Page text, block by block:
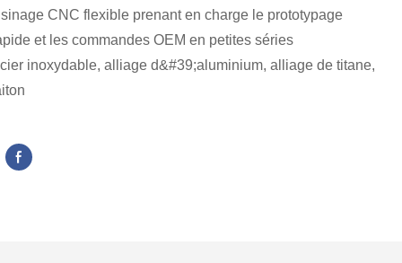
CNC flexible prenant en charge le prototypage
et les commandes OEM en petites séries
inoxydable, alliage d&#39;aluminium, alliage de titane,